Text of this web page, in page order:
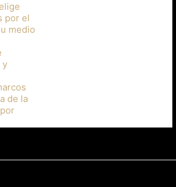
por el
medio
y
de la